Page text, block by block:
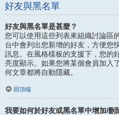
好友與黑名單
好友與黑名單是甚麼？
您可以使用這些列表來組織討論區
台中會列出您新增的好友，方便您
訊息。在風格樣板的支援下，您的
亮度顯示。如果您將某個會員加入
何文章都將自動隱藏。
回頂端
我要如何於好友或黑名單中增加/刪